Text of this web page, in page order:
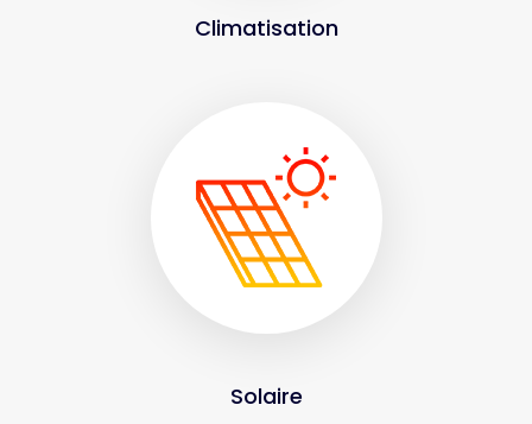
Climatisation
Solaire